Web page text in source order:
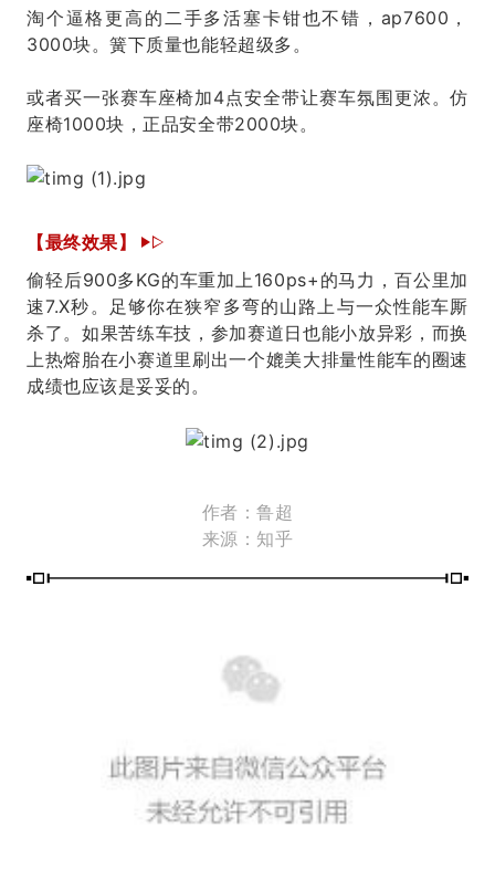
淘个逼格更高的二手多活塞卡钳也不错，ap7600，
3000块。簧下质量也能轻超级多。
或者买一张赛车座椅加4点安全带让赛车氛围更浓。仿
座椅1000块，正品安全带2000块。
【最终效果】
偷轻后900多KG的车重加上160ps+的马力，百公里加
速7.X秒。足够你在狭窄多弯的山路上与一众性能车厮
杀了。如果苦练车技，参加赛道日也能小放异彩，而换
上热熔胎在小赛道里刷出一个媲美大排量性能车的圈速
成绩也应该是妥妥的。
作者：鲁超
来源：知乎